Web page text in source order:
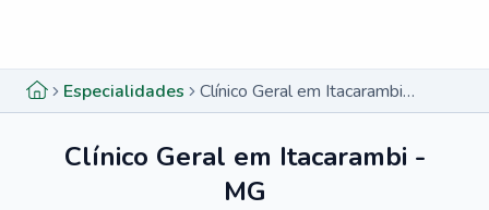
Especialidades Clínico Geral em Itacarambi - MG
Clínico Geral em Itacarambi -
MG